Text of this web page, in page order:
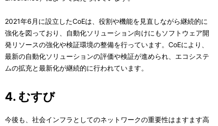
2021年6月に設立したCoEは、役割や機能を見直しながら継続的に
強化を図っており、自動化ソリューション向けにもソフトウェア開
発リソースの強化や検証環境の整備を行っています。CoEにより、
最新の自動化ソリューションの評価や検証が進められ、エコシステ
ムの拡充と最新化が継続的に行われています。
4. むすび
今後も、社会インフラとしてのネットワークの重要性はますます高